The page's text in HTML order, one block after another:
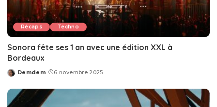
Récaps Techno
Sonora fête ses 1 an avec une édition XXL à
Bordeaux
Posted
Demdem 6 novembre 2025